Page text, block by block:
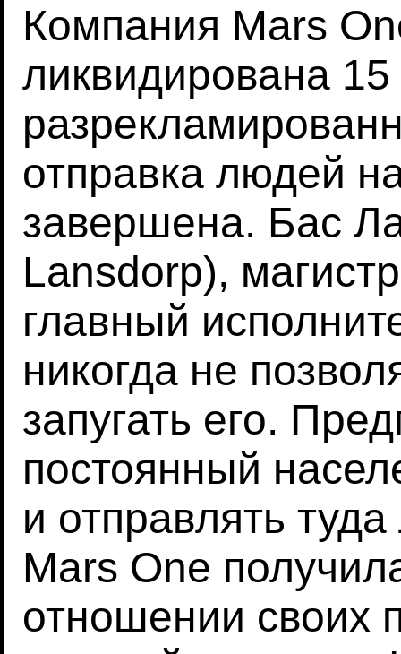
Компания Mars
ликвидирована
отправка людей
завершена. Бас
Lansdorp),
главный
никогда не
запугать его.
постоянный
и отправлять
Mars One
отношении своих